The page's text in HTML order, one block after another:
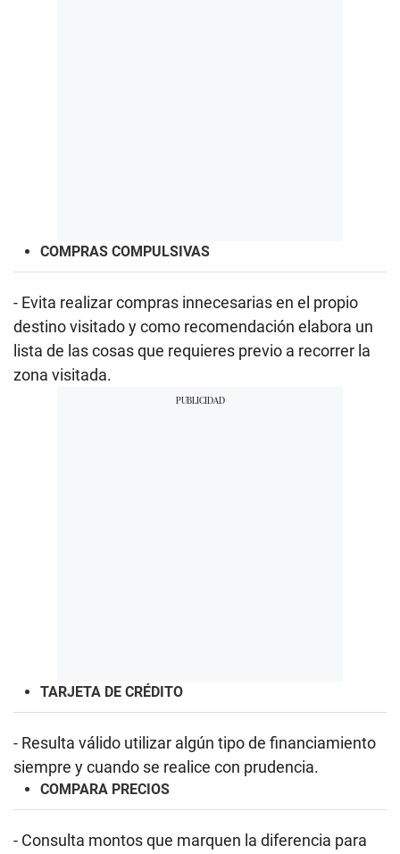
COMPRAS COMPULSIVAS
- Evita realizar compras innecesarias en el propio
destino visitado y como recomendación elabora un
lista de las cosas que requieres previo a recorrer la
zona visitada.
TARJETA DE CRÉDITO
- Resulta válido utilizar algún tipo de financiamiento
siempre y cuando se realice con prudencia.
COMPARA PRECIOS
- Consulta montos que marquen la diferencia para